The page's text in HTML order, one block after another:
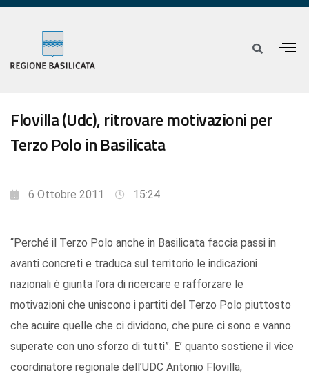
Flovilla (Udc), ritrovare motivazioni per
Terzo Polo in Basilicata
6 Ottobre 2011 15:24
“Perché il Terzo Polo anche in Basilicata faccia passi in
avanti concreti e traduca sul territorio le indicazioni
nazionali è giunta l’ora di ricercare e rafforzare le
motivazioni che uniscono i partiti del Terzo Polo piuttosto
che acuire quelle che ci dividono, che pure ci sono e vanno
superate con uno sforzo di tutti”. E’ quanto sostiene il vice
coordinatore regionale dell’UDC Antonio Flovilla,